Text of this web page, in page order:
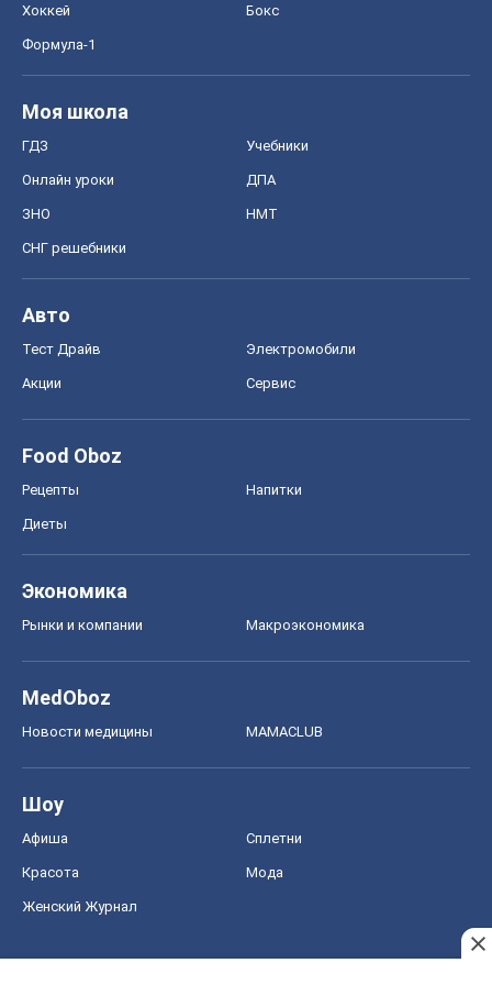
Хоккей Бокс
Формула-1
Моя школа
ГДЗ Учебники
Онлайн уроки ДПА
ЗНО НМТ
СНГ решебники
Авто
Тест Драйв Электромобили
Акции Сервис
Food Oboz
Рецепты Напитки
Диеты
Экономика
Рынки и компании Mакроэкономика
MedOboz
Новости медицины MAMACLUB
Шоу
Афиша Сплетни
Красота Мода
Женский Журнал